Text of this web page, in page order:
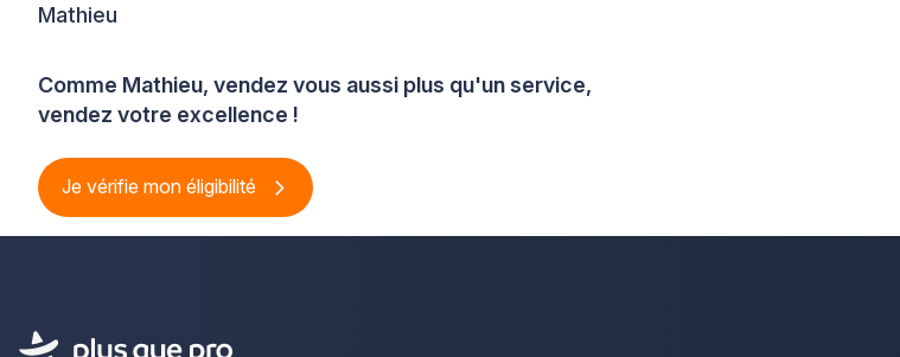
Comme Mathieu, vendez vous aussi plus qu'un service,
vendez votre excellence !
Je vérifie mon éligibilité
Mathieu